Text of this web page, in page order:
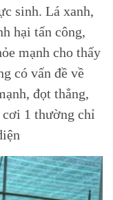
sinh. Lá xanh,
hại tấn công,
mạnh cho thấy
có vấn đề về
đọt thẳng,
1 thường chỉ